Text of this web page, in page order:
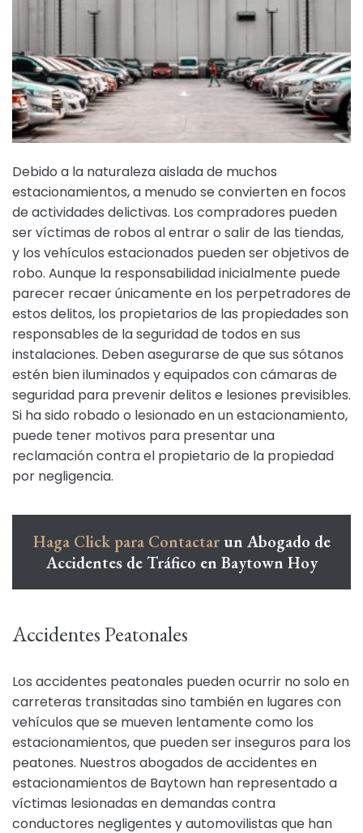
Debido a la naturaleza aislada de muchos
estacionamientos, a menudo se convierten en focos
de actividades delictivas. Los compradores pueden
ser víctimas de robos al entrar o salir de las tiendas,
y los vehículos estacionados pueden ser objetivos de
robo. Aunque la responsabilidad inicialmente puede
parecer recaer únicamente en los perpetradores de
estos delitos, los propietarios de las propiedades son
responsables de la seguridad de todos en sus
instalaciones. Deben asegurarse de que sus sótanos
estén bien iluminados y equipados con cámaras de
seguridad para prevenir delitos e lesiones previsibles.
Si ha sido robado o lesionado en un estacionamiento,
puede tener motivos para presentar una
reclamación contra el propietario de la propiedad
por negligencia.
Haga Click para Contactarun Abogado de
Accidentes de Tráfico en Baytown Hoy
Accidentes Peatonales
Los accidentes peatonales pueden ocurrir no solo en
carreteras transitadas sino también en lugares con
vehículos que se mueven lentamente como los
estacionamientos, que pueden ser inseguros para los
peatones. Nuestros abogados de accidentes en
estacionamientos de Baytown han representado a
víctimas lesionadas en demandas contra
conductores negligentes y automovilistas que han